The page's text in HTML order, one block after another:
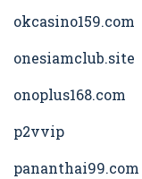
okcasino159.com
onesiamclub.site
onoplus168.com
p2vvip
pananthai99.com